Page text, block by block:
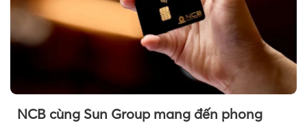
NCB cùng Sun Group mang đến phong